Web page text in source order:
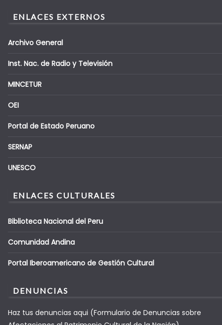
ENLACES EXTERNOS
Archivo General
Inst. Nac. de Radio y Televisión
MINCETUR
OEI
Portal de Estado Peruano
SERNAP
UNESCO
ENLACES CULTURALES
Biblioteca Nacional del Peru
Comunidad Andina
Portal Iberoamericano de Gestión Cultural
DENUNCIAS
Haz tus denuncias aqui (Formulario de Denuncias sobre